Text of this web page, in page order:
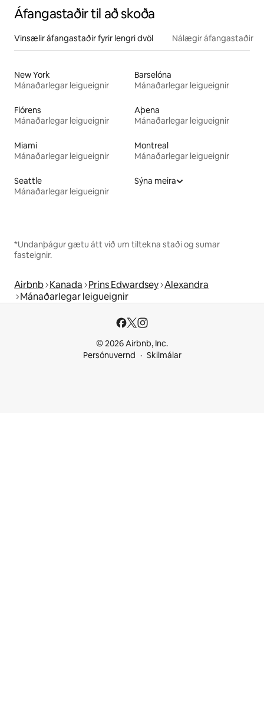
Áfangastaðir til að skoða
Vinsælir áfangastaðir fyrir lengri dvöl Nálægir áfangastaðir
New York
Mánaðarlegar leigueignir
Barselóna
Mánaðarlegar leigueignir
Flórens
Mánaðarlegar leigueignir
Aþena
Mánaðarlegar leigueignir
Miami
Mánaðarlegar leigueignir
Montreal
Mánaðarlegar leigueignir
Seattle
Mánaðarlegar leigueignir
Sýna meira
*Undanþágur gætu átt við um tiltekna staði og sumar
fasteignir.
Airbnb Kanada Prins Edwardsey Alexandra
Mánaðarlegar leigueignir
© 2026 Airbnb, Inc.
Persónuvernd
Skilmálar